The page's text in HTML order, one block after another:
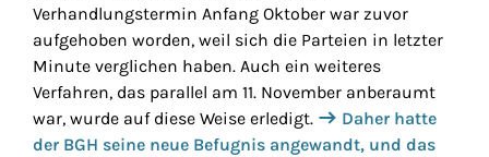
Verhandlungstermin Anfang Oktober war zuvor
aufgehoben worden, weil sich die Parteien in letzter
Minute verglichen haben. Auch ein weiteres
Verfahren, das parallel am 11. November anberaumt
war, wurde auf diese Weise erledigt.
Daher hatte
der BGH seine neue Befugnis angewandt, und das